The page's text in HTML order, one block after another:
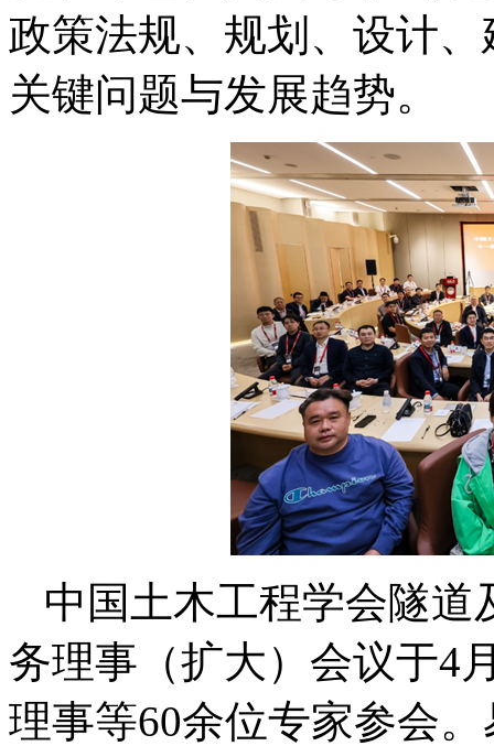
政策法规、规划、设计
关键问题与发展趋势。
中国土木工程学会隧
务理事（扩大）会议于4
理事等60余位专家参会